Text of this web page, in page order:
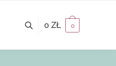
0 ZŁ 0